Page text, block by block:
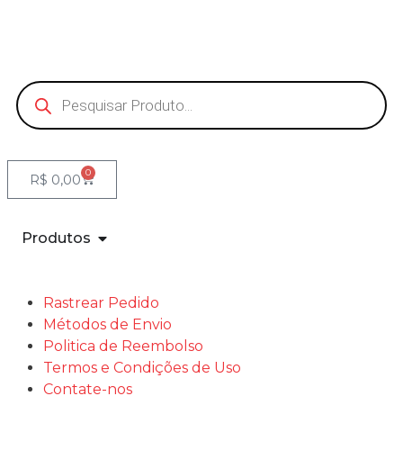
R$ 0,00 0
Produtos
Rastrear Pedido
Métodos de Envio
Politica de Reembolso
Termos e Condições de Uso
Contate-nos